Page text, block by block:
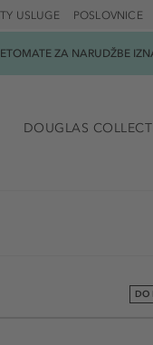
POSLOVNICE
USLUGE
ZA NARUDŽBE
DOUGLAS
DO